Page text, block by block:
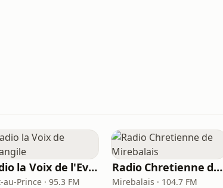
Radio la Voix de l'Evangile
au-Prince · 95.3 FM
Radio Chretienne de Mirebalais
Mirebalais · 104.7 FM